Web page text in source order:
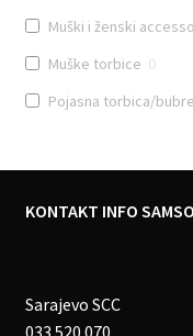
Muški i ženski
Muške torbice 0
Pojasna torbica/
KONTAKT INFO
Sarajevo SCC
033 520 070